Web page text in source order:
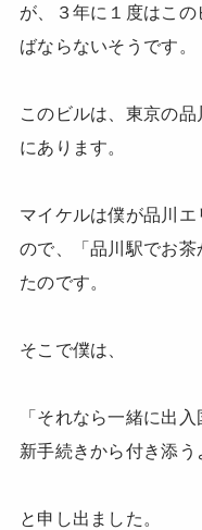
が、３年に１度はこ
ばならないそうです。
このビルは、東京の
にあります。
マイケルは僕が品川
ので、「品川駅でお
たのです。
そこで僕は、
「それなら一緒に出
新手続きから付き添う
と申し出ました。